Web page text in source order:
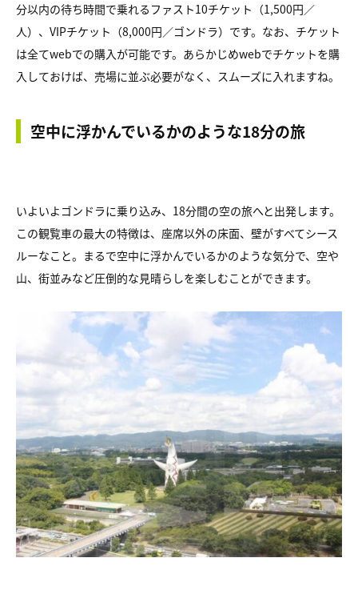
分以内の待ち時間で乗れるファスト10チケット（1,500円／
人）、VIPチケット（8,000円／ゴンドラ）です。なお、チケット
は全てwebでの購入が可能です。あらかじめwebでチケットを購
入しておけば、売場に並ぶ必要がなく、スムーズに入れますね。
空中に浮かんでいるかのような18分の旅
いよいよゴンドラに乗り込み、18分間の空の旅へと出発します。
この観覧車の最大の特徴は、座席以外の床面、壁がすべてシース
ルーなこと。まるで空中に浮かんでいるかのような気分で、空や
山、街並みなど圧倒的な見晴らしを楽しむことができます。